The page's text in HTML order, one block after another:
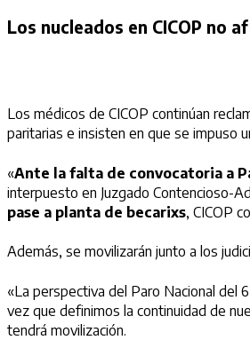
Los nucleados en CICOP no
Los médicos de CICOP continúan
paritarias e insisten en que se impuso
«Ante la falta de convocatoria a
interpuesto en Juzgado Contencioso-
pase a planta de becarixs, CICOP
Además, se movilizarán junto a los
«La perspectiva del Paro Nacional del
vez que definimos la continuidad de
tendrá movilización.